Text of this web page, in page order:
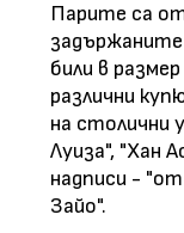
Парите са
били в
различни
на столични
Луиза", "Хан
надписи -
Зайо".